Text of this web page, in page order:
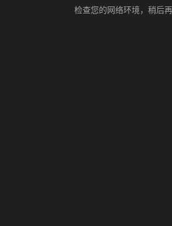
检查您的网络环境，稍后再